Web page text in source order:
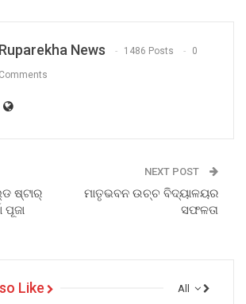
Ruparekha News 1486 Posts 0
Comments
ଷ୍ଟାର୍
ପୂଜା
NEXT POST
ମାତୃଭବନ ଉଚ୍ଚ ବିଦ୍ୟାଳୟର
ସଫଳତା
All
Like